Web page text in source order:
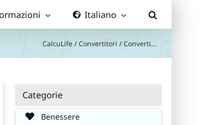
Italiano
CalcuLife / Convertitori / Converti...
Categorie
Benessere